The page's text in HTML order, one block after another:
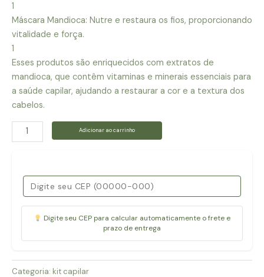
1
Máscara Mandioca: Nutre e restaura os fios, proporcionando
vitalidade e força.
1
Esses produtos são enriquecidos com extratos de
mandioca, que contêm vitaminas e minerais essenciais para
a saúde capilar, ajudando a restaurar a cor e a textura dos
cabelos.
Natuviva-
Kit-
capilar-
mandioca-
os-
de-
Adicionar ao carrinho
Digite seu CEP para calcular automaticamente o frete e
prazo de entrega
Categoria: kit capilar